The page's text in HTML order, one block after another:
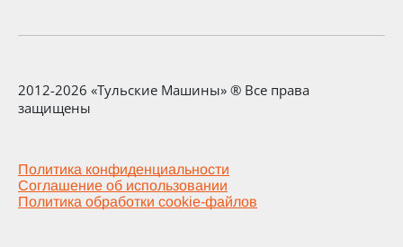
2012-2026 «Тульские Машины» ® Все права
защищены
Политика конфиденциальности
Соглашение об использовании
Политика обработки cookie-файлов